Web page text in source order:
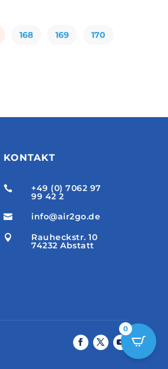
168 169
170
KONTAKT
 +49 (0) 7062 97
99 42 2
 info@air2go.de
 Rauheckstr. 10
74232 Abstatt
0